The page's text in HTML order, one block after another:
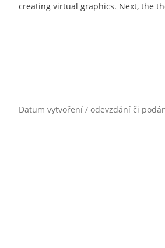
creating virtual graphics. Next, the
Datum vytvoření / odevzdání či